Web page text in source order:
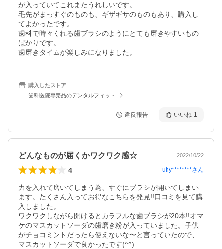
が入っていてこれまたうれしいです。
毛先がまっすぐのものも、ギザギサのものもあり、購入し
てよかったです。
歯科で時々くれる歯ブラシのようにとても磨きやすいもの
ばかりです。
歯磨きタイムが楽しみになりました。
購入したストア
歯科医院専売品のデンタルフィット
違反報告 いいね 1
どんなものが届くかワクワク感☆ 2022/10/22
4 uhy********さん
力を入れて磨いてしまう為、すぐにブラシが開いてしまい
ます。たくさん入ってお得なこちらを発見!!口コミを見て購
入しました。
ワクワクしながら開けるとカラフルな歯ブラシが20本!!オマ
ケのマスカットソーダの歯磨き粉が入っていました。子供
がチョコミントだったら使えないな〜と言っていたので、
マスカットソーダで良かったです(^^)